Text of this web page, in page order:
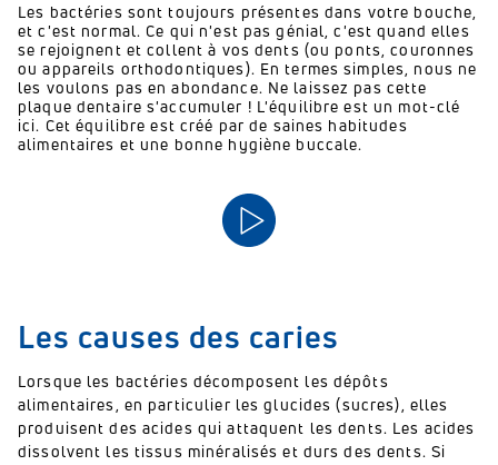
Les bactéries sont toujours présentes dans votre bouche,
et c'est normal. Ce qui n'est pas génial, c'est quand elles
se rejoignent et collent à vos dents (ou ponts, couronnes
ou appareils orthodontiques). En termes simples, nous ne
les voulons pas en abondance. Ne laissez pas cette
plaque dentaire s'accumuler ! L'équilibre est un mot-clé
ici. Cet équilibre est créé par de saines habitudes
alimentaires et une bonne hygiène buccale.
Les causes des caries
Lorsque les bactéries décomposent les dépôts
alimentaires, en particulier les glucides (sucres), elles
produisent des acides qui attaquent les dents. Les acides
dissolvent les tissus minéralisés et durs des dents. Si